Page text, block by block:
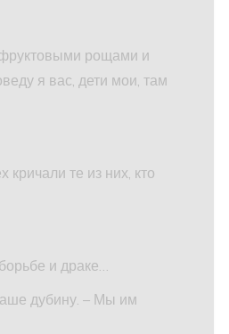
рощами и
я вас, дети мои, там
те из них, кто
и драке…
дубину. – Мы им